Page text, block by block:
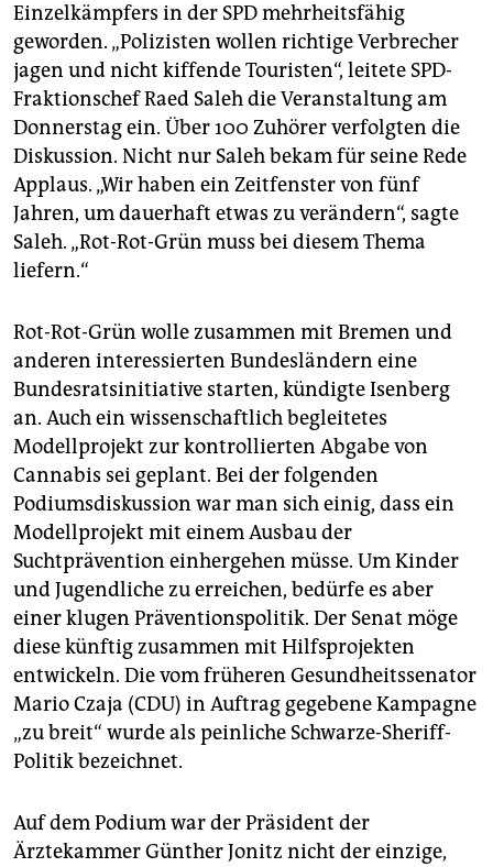
Einzelkämpfers in der SPD mehrheitsfähig
geworden. „Polizisten wollen richtige Verbrecher
jagen und nicht kiffende Touristen“, leitete SPD-
Fraktionschef Raed Saleh die Veranstaltung am
Donnerstag ein. Über 100 Zuhörer verfolgten die
Diskussion. Nicht nur Saleh bekam für seine Rede
Applaus. „Wir haben ein Zeitfenster von fünf
Jahren, um dauerhaft etwas zu verändern“, sagte
Saleh. „Rot-Rot-Grün muss bei diesem Thema
liefern.“
Rot-Rot-Grün wolle zusammen mit Bremen und
anderen interessierten Bundesländern eine
Bundesratsinitiative starten, kündigte Isenberg
an. Auch ein wissenschaftlich begleitetes
Modellprojekt zur kontrollierten Abgabe von
Cannabis sei geplant. Bei der folgenden
Podiumsdiskussion war man sich einig, dass ein
Modellprojekt mit einem Ausbau der
Suchtprävention einhergehen müsse. Um Kinder
und Jugendliche zu erreichen, bedürfe es aber
einer klugen Präventionspolitik. Der Senat möge
diese künftig zusammen mit Hilfsprojekten
entwickeln. Die vom früheren Gesundheitssenator
Mario Czaja (CDU) in Auftrag gegebene Kampagne
„zu breit“ wurde als peinliche Schwarze-Sheriff-
Politik bezeichnet.
Auf dem Podium war der Präsident der
Ärztekammer Günther Jonitz nicht der einzige,